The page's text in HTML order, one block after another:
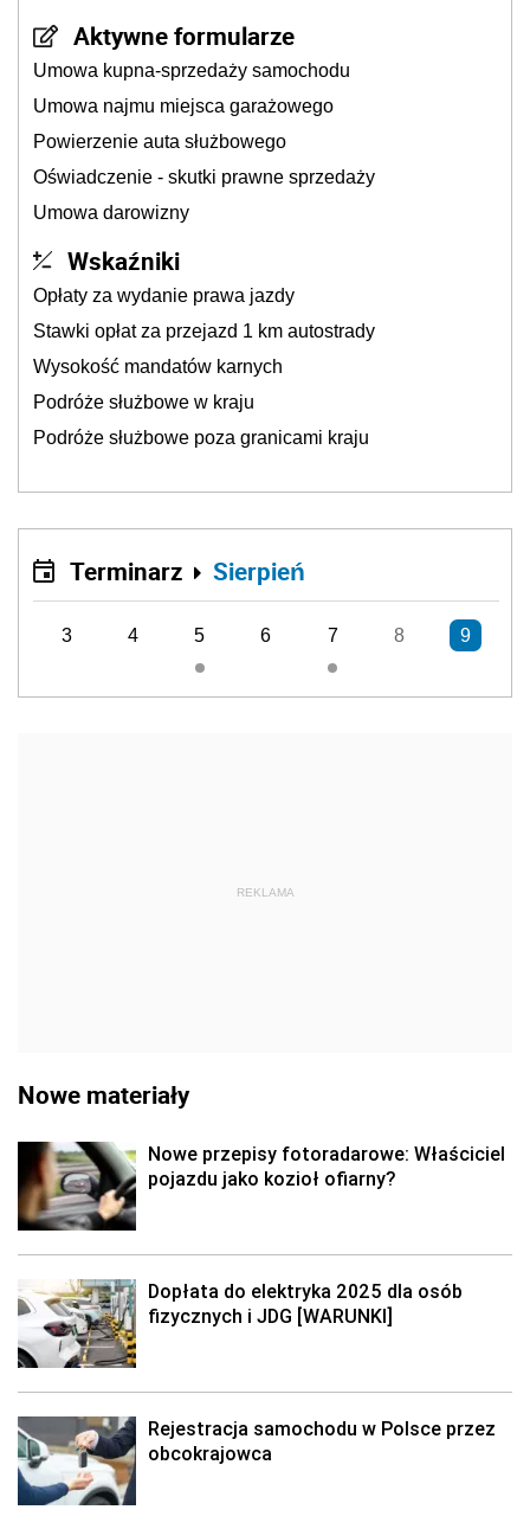
Aktywne formularze
Umowa kupna-sprzedaży samochodu
Umowa najmu miejsca garażowego
Powierzenie auta służbowego
Oświadczenie - skutki prawne sprzedaży
Umowa darowizny
Wskaźniki
Opłaty za wydanie prawa jazdy
Stawki opłat za przejazd 1 km autostrady
Wysokość mandatów karnych
Podróże służbowe w kraju
Podróże służbowe poza granicami kraju
Terminarz Sierpień
3 4 5 6 7 8 9
REKLAMA
Nowe materiały
Nowe przepisy fotoradarowe: Właściciel
pojazdu jako kozioł ofiarny?
Dopłata do elektryka 2025 dla osób
fizycznych i JDG [WARUNKI]
Rejestracja samochodu w Polsce przez
obcokrajowca